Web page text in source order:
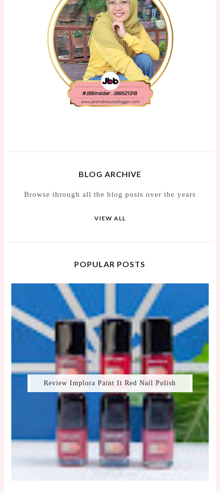
BLOG ARCHIVE
Browse through all the blog posts over the years
VIEW ALL
POPULAR POSTS
Review Implora Paint It Red Nail Polish